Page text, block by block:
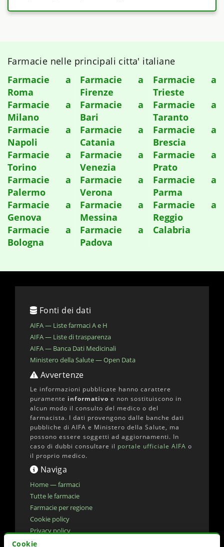
Farmacie nelle principali citta' italiane
Farmacie a
Roma
Farmacie a
Milano
Farmacie a
Napoli
Farmacie a
Torino
Farmacie a
Palermo
Farmacie a
Genova
Farmacie a
Bologna
Farmacie a
Firenze
Farmacie a
Bari
Farmacie a
Catania
Farmacie a
Venezia
Farmacie a
Verona
Farmacie a
Messina
Farmacie a
Padova
Farmacie a
Trieste
Farmacie a
Taranto
Farmacie a
Brescia
Farmacie a
Prato
Farmacie a
Parma
Farmacie a
Reggio
Calabria
Fonti dei dati
AIFA — Liste farmaci A e H
AIFA — Liste di trasparenza
AIFA — Banca Dati Medicinali
Ministero della Salute — Open Data
Avvertenze
Le informazioni pubblicate hanno carattere
puramente informativo e non sostituiscono in
alcun modo il consulto del medico o del
farmacista. I dati provengono dalle banche dati
pubbliche di AIFA e Ministero della Salute, ma
possono essere soggetti ad aggiornamenti. In
caso di dubbi consultare il portale ufficiale AIFA o
il proprio medico.
Naviga
Home — farmaci
Tutte le farmacie
Farmacie per regione
Cookie policy
Privacy policy
Dichiarazione di accessibilita'
Cookie